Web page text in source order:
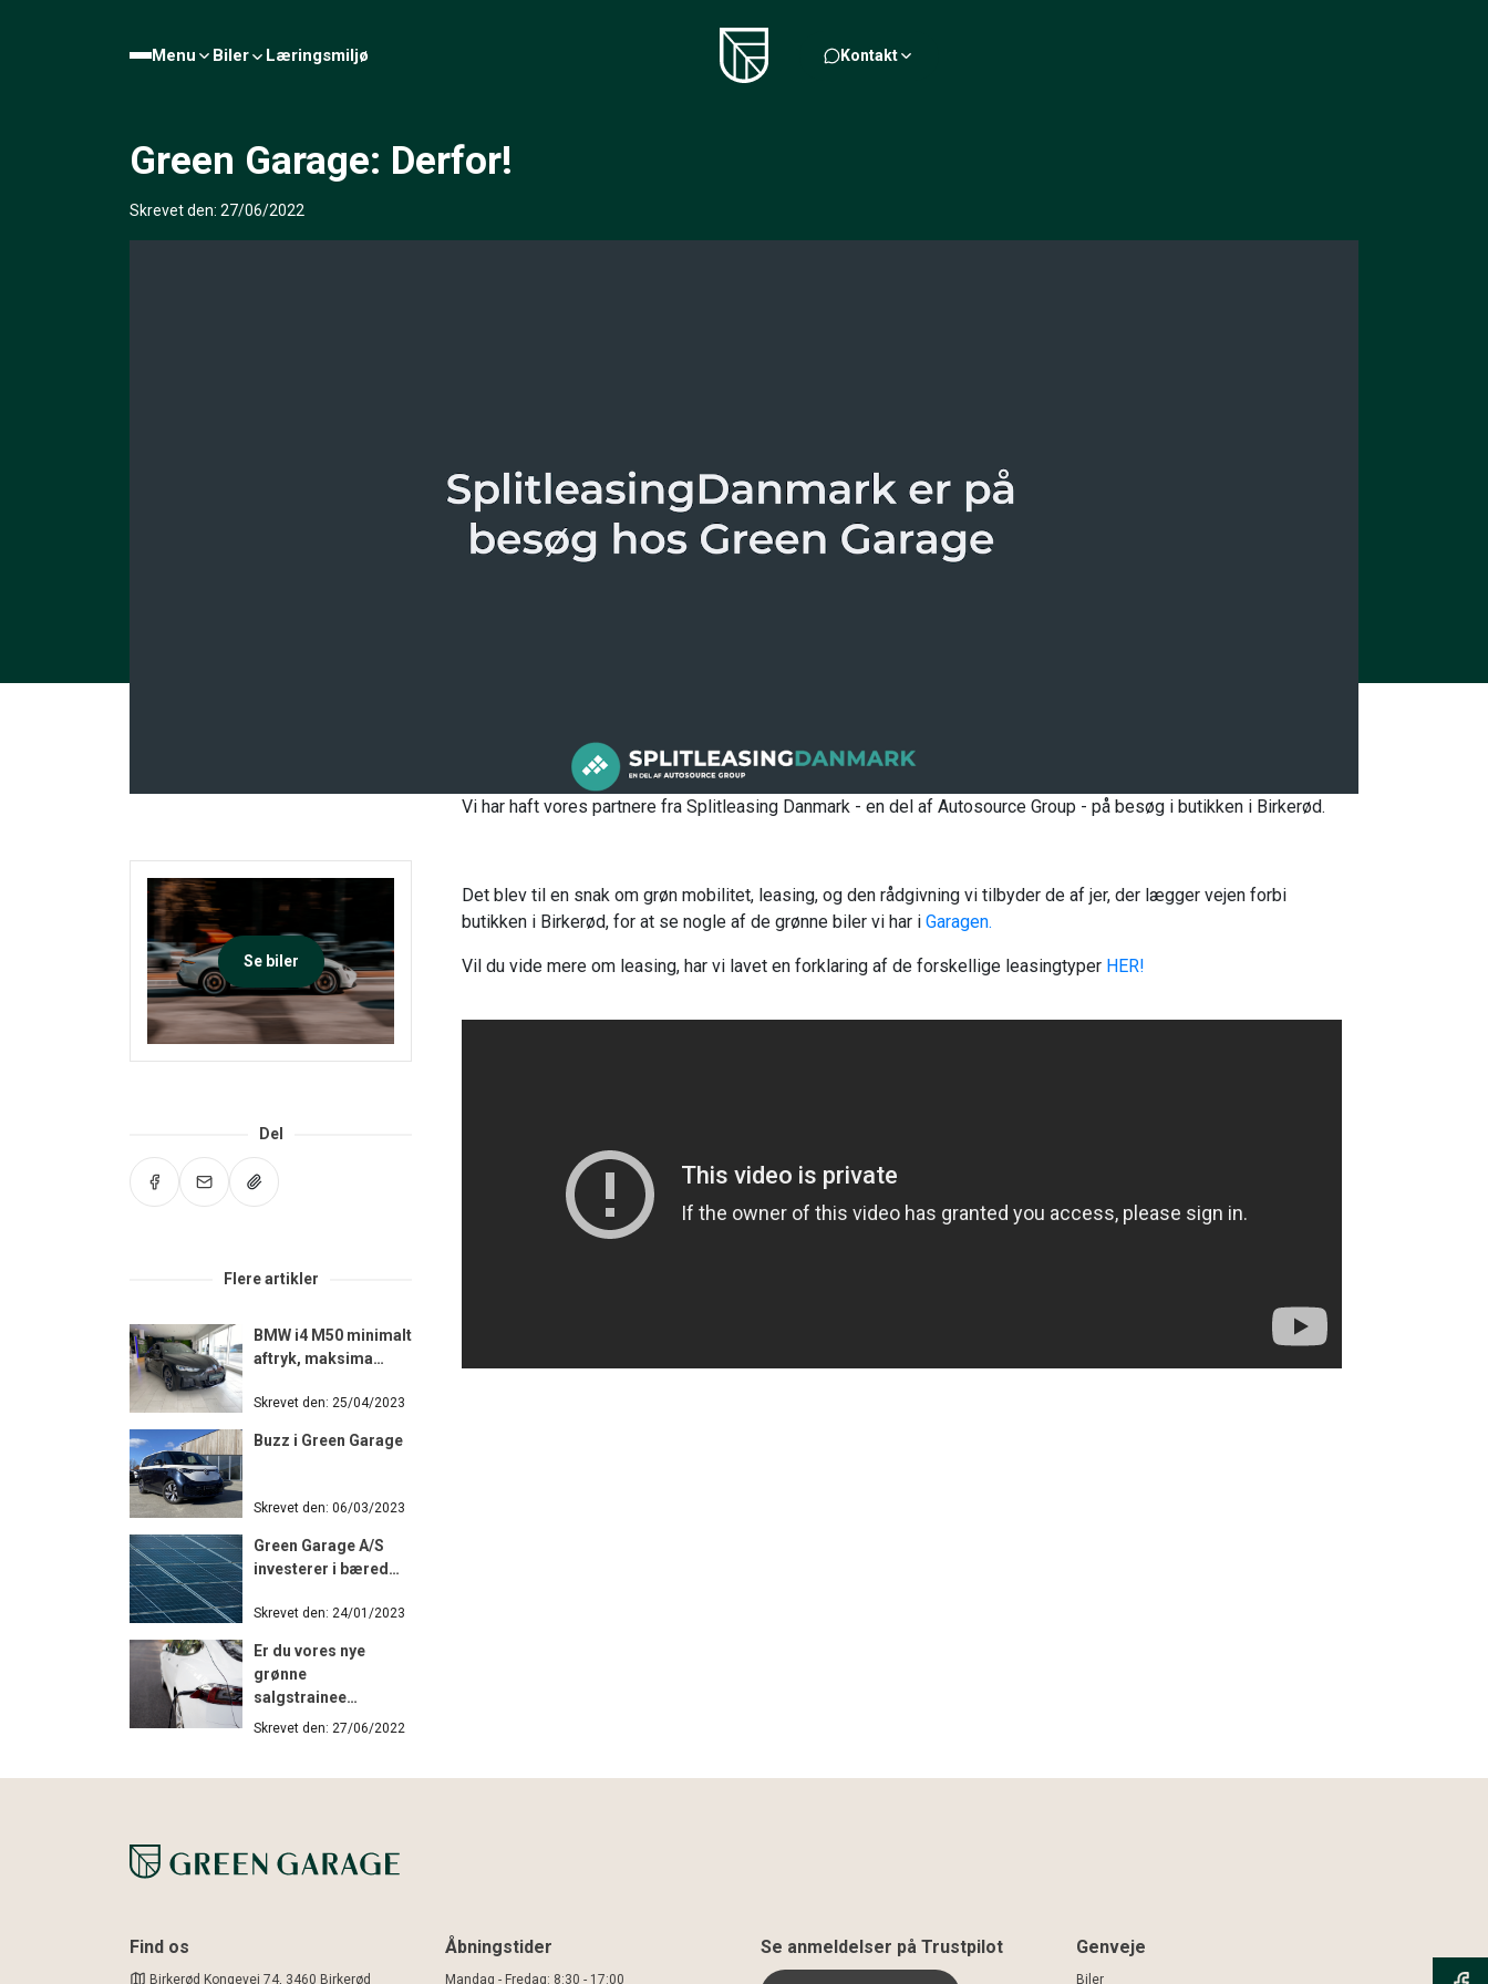
Menu Biler Læringsmiljø Kontakt
Green Garage: Derfor!
Skrevet den: 27/06/2022
Se biler
Del
Flere artikler
BMW i4 M50 minimalt
aftryk, maksima…
Skrevet den: 25/04/2023
Buzz i Green Garage
Skrevet den: 06/03/2023
Green Garage A/S
investerer i bæred…
Skrevet den: 24/01/2023
Er du vores nye
grønne
salgstrainee…
Skrevet den: 27/06/2022
Vi har haft vores partnere fra Splitleasing Danmark - en del af Autosource Group - på besøg i butikken i Birkerød.
Det blev til en snak om grøn mobilitet, leasing, og den rådgivning vi tilbyder de af jer, der lægger vejen forbi
butikken i Birkerød, for at se nogle af de grønne biler vi har i Garagen.
Vil du vide mere om leasing, har vi lavet en forklaring af de forskellige leasingtyper HER!
Find os
Birkerød Kongevej 74, 3460 Birkerød
Åbningstider
Mandag - Fredag: 8:30 - 17:00
Se anmeldelser på Trustpilot Genveje
Biler